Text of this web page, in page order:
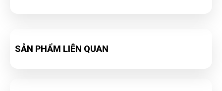
SẢN PHẨM LIÊN QUAN